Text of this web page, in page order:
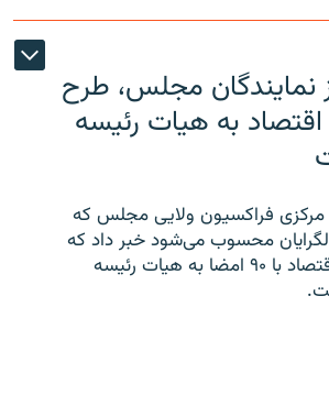
نمایندگان مجلس، طرح
به هیات رئیسه
مرکزی فراکسیون ولایی مجلس که
محسوب می‌شود خبر داد که
طرح استیضاح وزیر اقتصاد با ۹۰ امضا به هیات رئیسه